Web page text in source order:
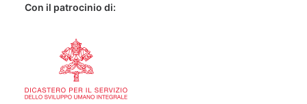
Con il patrocinio di: